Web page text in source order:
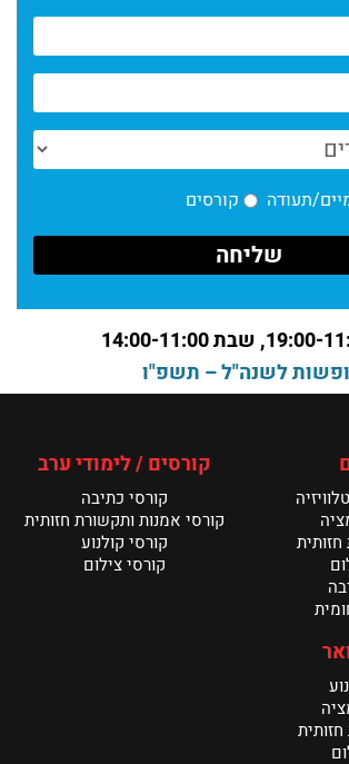
המחלקה לצילום אפריל 2025
>
>
את שנת הלימודים במחלקת צילום
>
מחלקת צילום אוקטובר 2024
אפריל – מנשר צילום 📷
>
תעודה קורסים
לשנה"ל – תשפ"ו
קורסים / לימודי ערב
קורסי כתיבה
קורסי אמנות ותקשורת חזותית
קורסי קולנוע
קורסי צילום